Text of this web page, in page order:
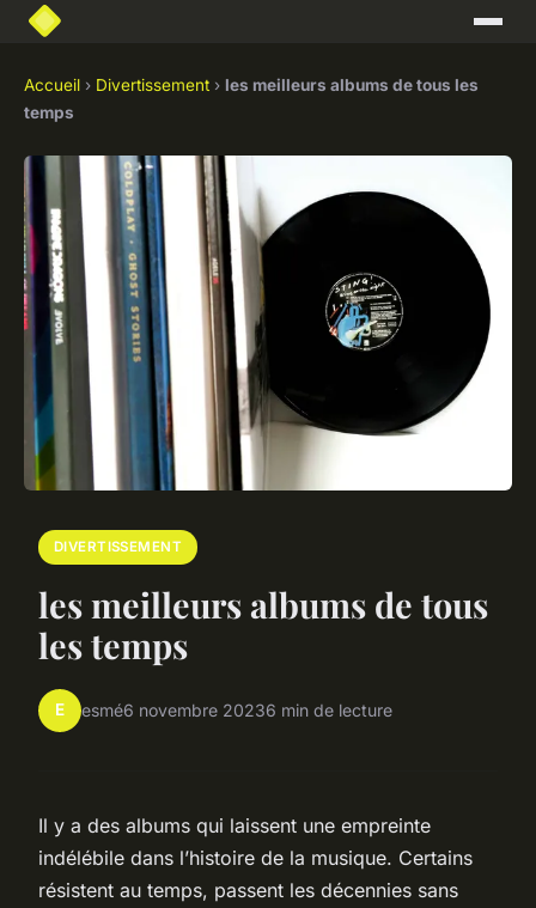
Accueil › Divertissement › les meilleurs albums de tous les
temps
DIVERTISSEMENT
les meilleurs albums de tous
les temps
E esmé6 novembre 20236 min de lecture
Il y a des albums qui laissent une empreinte
indélébile dans l’histoire de la musique. Certains
résistent au temps, passent les décennies sans